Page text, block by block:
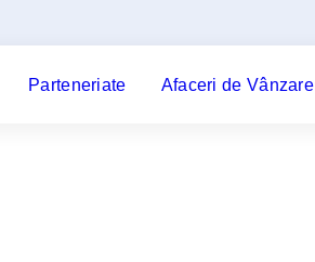
Parteneriate Afaceri de Vânzare